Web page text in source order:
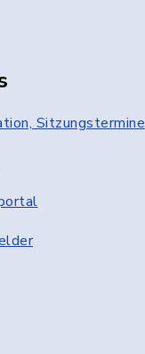
Sitzungstermine